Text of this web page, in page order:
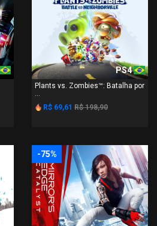
PS4
Plants vs. Zombies™: Batalha por
...
R$ 69,61 R$ 198,90
-75%